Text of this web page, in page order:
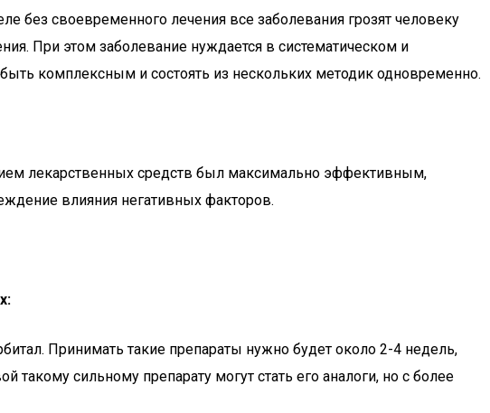
без своевременного лечения все заболевания грозят человеку
При этом заболевание нуждается в систематическом и
комплексным и состоять из нескольких методик одновременно.
лекарственных средств был максимально эффективным,
влияния негативных факторов.
Принимать такие препараты нужно будет около 2-4 недель,
такому сильному препарату могут стать его аналоги, но с более